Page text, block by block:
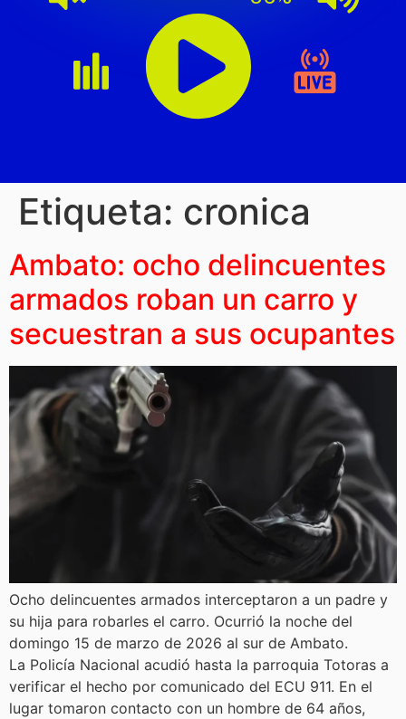
Etiqueta: cronica
Ambato: ocho delincuentes
armados roban un carro y
secuestran a sus ocupantes
Ocho delincuentes armados interceptaron a un padre y
su hija para robarles el carro. Ocurrió la noche del
domingo 15 de marzo de 2026 al sur de Ambato.
La Policía Nacional acudió hasta la parroquia Totoras a
verificar el hecho por comunicado del ECU 911. En el
lugar tomaron contacto con un hombre de 64 años,